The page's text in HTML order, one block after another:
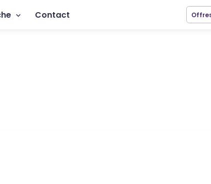
Contact